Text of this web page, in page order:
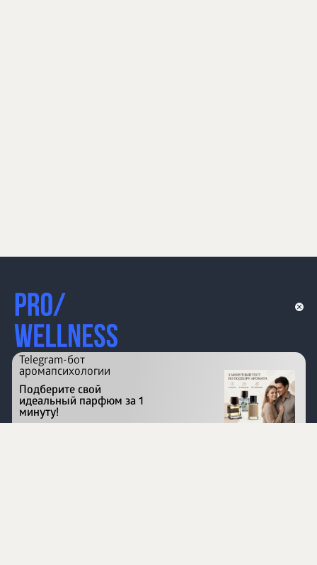
Перейти на сайт
Telegram-бот
аромапсихологии
Подберите свой
идеальный парфюм за 1
минуту!